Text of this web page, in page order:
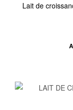
Lait de